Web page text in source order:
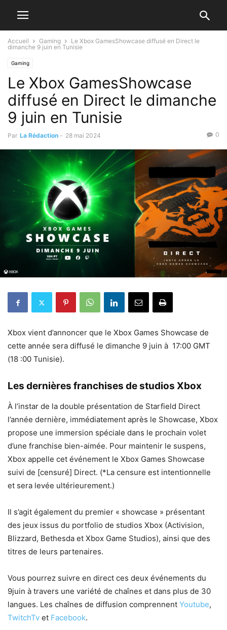
Accueil Gaming
Le Xbox GamesShowcase diffusé en Direct le
dimanche 9 juin en Tunisie
Gaming
Le Xbox GamesShowcase
diffusé en Direct le dimanche
9 juin en Tunisie
Par La Rédaction - 28 mai 2024 0
Xbox vient d’annoncer que le Xbox Games Showcase de
cette année sera diffusé le dimanche 9 juin à 17:00 GMT
(18 :00 Tunisie).
Les dernières franchises de studios Xbox
À l’instar de la double présentation de Starfield Direct
l’année dernière, immédiatement après le Showcase, Xbox
propose une immersion spéciale dans le prochain volet
d’une franchise bien-aimée. Pour maintenir le suspens,
Xbox appelle cet événement le Xbox Games Showcase
suivi de [censuré] Direct. (*La censure est intentionnelle
et sera levée ultérieurement.)
Il s’agit également du premier « showcase » présentant
des jeux issus du portfolio de studios Xbox (Activision,
Blizzard, Bethesda et Xbox Game Studios), ainsi que des
titres de leurs partenaires.
Vous pourrez suivre en direct ces deux événements du
9juin à travers une variété de chaînes et dans plus de 30
langues. Les chaînes de diffusion comprennent Youtube,
TwitchTv et Facebook.